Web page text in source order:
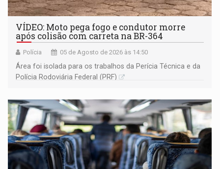
VÍDEO: Moto pega fogo e condutor morre
após colisão com carreta na BR-364
Polícia 05 de Agosto de 2026 às 14:50
Área foi isolada para os trabalhos da Perícia Técnica e da
Polícia Rodoviária Federal (PRF)